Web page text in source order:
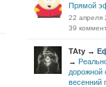
Прямой
22 апреля
39
TAty →
→
весенний